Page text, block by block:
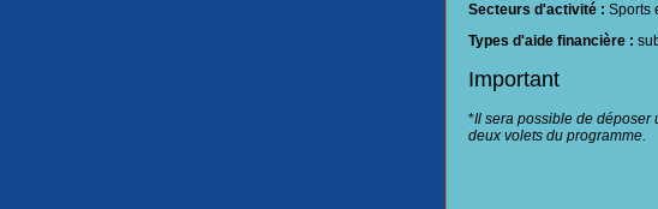
Secteurs d'activité : Sports
Types d'aide financière :
Important
*Il sera possible de déposer
deux volets du programme.